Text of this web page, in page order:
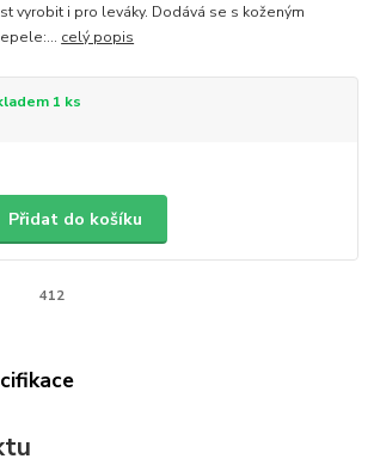
vyrobit i pro leváky. Dodává se s koženým
celý popis
1 ks
Přidat do košíku
412